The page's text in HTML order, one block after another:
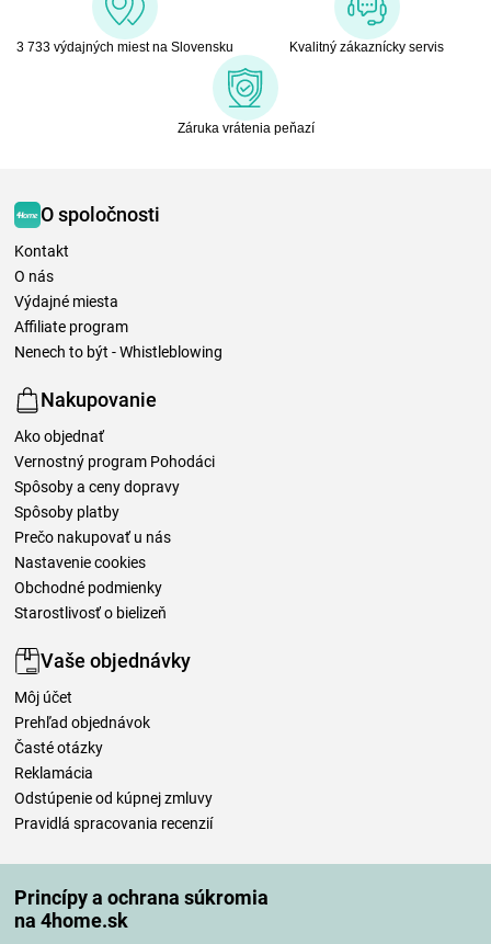
Princípy a ochrana súkromia
na 4home.sk
3 733 výdajných miest na Slovensku Kvalitný zákaznícky servis
Záruka vrátenia peňazí
O spoločnosti
Kontakt
O nás
Výdajné miesta
Affiliate program
Nenech to být - Whistleblowing
Nakupovanie
Ako objednať
Vernostný program Pohodáci
Spôsoby a ceny dopravy
Spôsoby platby
Prečo nakupovať u nás
Nastavenie cookies
Obchodné podmienky
Starostlivosť o bielizeň
Vaše objednávky
Môj účet
Prehľad objednávok
Časté otázky
Reklamácia
Odstúpenie od kúpnej zmluvy
Pravidlá spracovania recenzií